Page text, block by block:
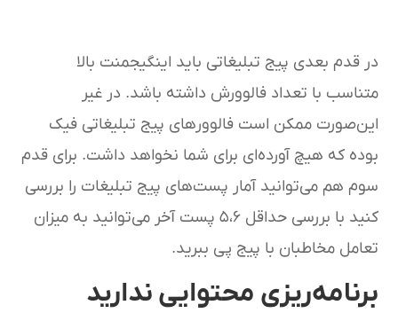
در قدم بعدی پیج تبلیغاتی باید اینگیجمنت بالا
متناسب با تعداد فالوورش داشته باشد. در غیر
این‌صورت ممکن است فالوورهای پیج تبلیغاتی فیک
بوده که هیچ آورده‌ای برای شما نخواهد داشت. برای قدم
سوم هم می‌توانید آمار پست‌های پیج تبلیغات را بررسی
کنید با بررسی حداقل ۵،۶ پست آخر می‌توانید به میزان
تعامل مخاطبان با پیج پی ببرید.
برنامه‌ریزی محتوایی ندارید